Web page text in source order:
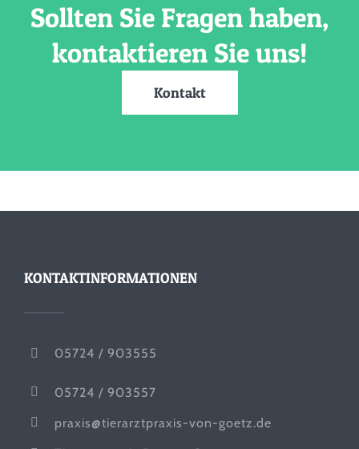
Sollten Sie Fragen haben,
kontaktieren Sie uns!
Kontakt
KONTAKTINFORMATIONEN
05724 / 903555
05724 / 903557
praxis@tierarztpraxis-von-goetz.de